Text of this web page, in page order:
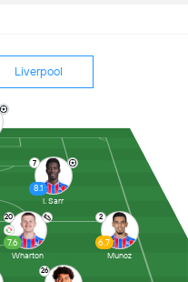
Liverpool
26
20
7.6
Wharton
2
6.7
Munoz
7
8.1
I. Sarr